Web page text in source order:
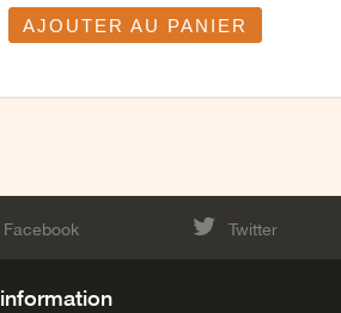
AJOUTER AU PANIER
Facebook Twitter
information